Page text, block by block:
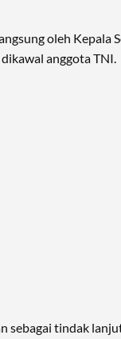
oleh Kepala
anggota TNI.
sebagai tindak